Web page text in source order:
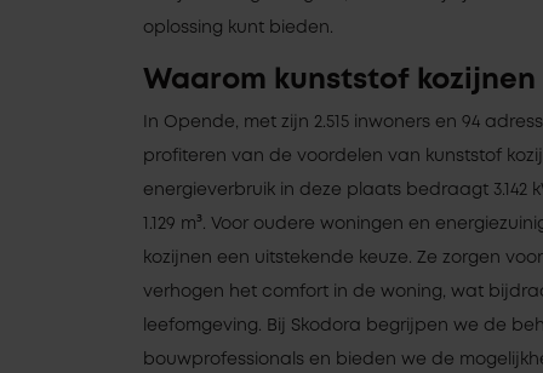
oplossing kunt bieden.
Waarom kunststof kozijnen
In Opende, met zijn 2.515 inwoners en 94
profiteren van de voordelen van kunststof
energieverbruik in deze plaats bedraagt 3.142
1.129 m³. Voor oudere woningen en
kozijnen een uitstekende keuze. Ze zorgen
verhogen het comfort in de woning, wat
leefomgeving. Bij Skodora begrijpen we de
bouwprofessionals en bieden we de